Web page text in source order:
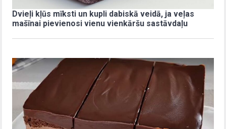
Dvieļi kļūs mīksti un kupli dabiskā veidā, ja veļas
mašīnai pievienosi vienu vienkāršu sastāvdaļu